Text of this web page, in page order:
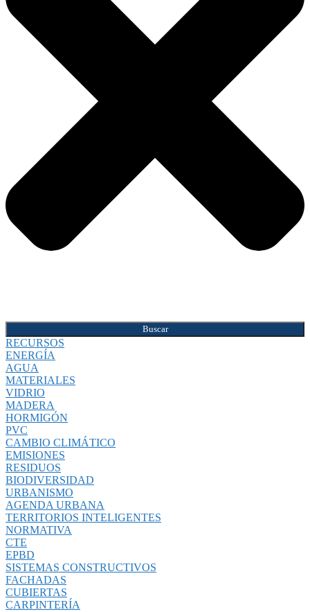
Buscar
RECURSOS
ENERGÍA
AGUA
MATERIALES
VIDRIO
MADERA
HORMIGÓN
PVC
CAMBIO CLIMÁTICO
EMISIONES
RESIDUOS
BIODIVERSIDAD
URBANISMO
AGENDA URBANA
TERRITORIOS INTELIGENTES
NORMATIVA
CTE
EPBD
SISTEMAS CONSTRUCTIVOS
FACHADAS
CUBIERTAS
CARPINTERÍA